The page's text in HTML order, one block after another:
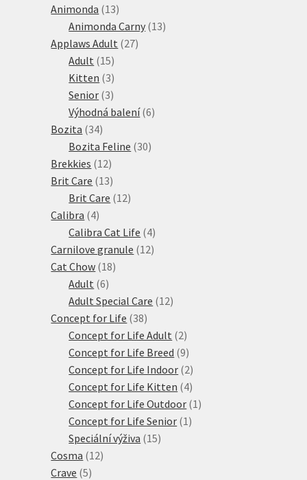
Animonda 1313
produktů
Animonda Carny 1313
Applaws Adult 2727
Adult 1515
produktů
Kitten 33
produkty
Senior 33
produkty
Výhodná balení 66
Bozita 3434
produktů
Bozita Feline 3030
Brekkies 1212
produktů
Brit Care 1313
produktů
Brit Care 1212
Calibra 44
produkty
Calibra Cat Life 44
produkty
Carnilove granule 1212
Cat Chow 1818
Adult 66
produktů
Adult Special Care 1212
Concept for Life 3838
produktů
Concept for Life Adult 22
produkty
Concept for Life Breed 99
produktů
Concept for Life Indoor 22
produkty
Concept for Life Kitten 44
produkty
Concept for Life Outdoor 1 1
Concept for Life Senior 1 1
Speciální výživa 1515
Cosma 1212
Crave 55